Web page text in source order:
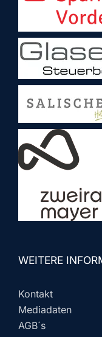
WEITERE
Kontakt
Mediadaten
AGB´s